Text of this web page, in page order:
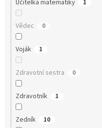
Učitelka matematiky 1
Vědec 0
Voják 1
Zdravotní sestra 0
Zdravotník 1
Zedník 10